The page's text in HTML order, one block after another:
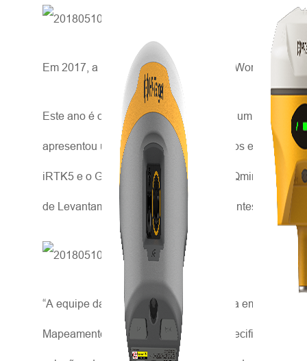
Em 2017, a Hi-Target participou da FIG Working
Este ano é o ano do Congresso da FIG, um grande
apresentou uma ampla gama de produtos e
iRTK5 e o GIS portátil de alta precisão Qmini A5/7,
de Levantamento e o Papel dos Fabricantes.
“A equipe da Hi-Target se sente honrada em ser
Mapeamento Móvel são projetadas especificamente